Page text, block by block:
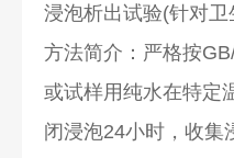
浸泡析出试验(针对卫
方法简介：严格按
或试样用纯水在特
闭浸泡24小时，收集